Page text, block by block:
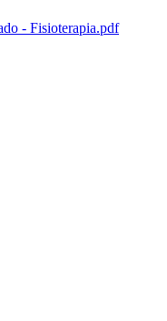
- Fisioterapia.pdf